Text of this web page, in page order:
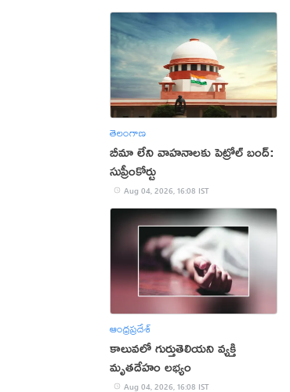
తెలంగాణ
బీమా లేని వాహనాలకు పెట్రోల్ బంద్:
సుప్రీంకోర్టు
Aug 04, 2026, 16:08 IST
ఆంధ్రప్రదేశ్
కాలువలో గుర్తుతెలియని వ్యక్తి
మృతదేహం లభ్యం
Aug 04, 2026, 16:08 IST